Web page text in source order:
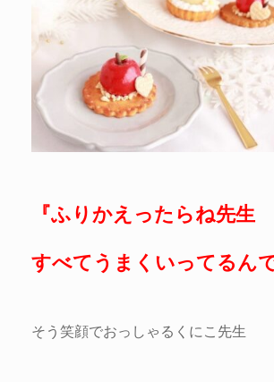
『ふりかえったらね先生
すべてうまくいってるん
そう笑顔でおっしゃるくにこ先生